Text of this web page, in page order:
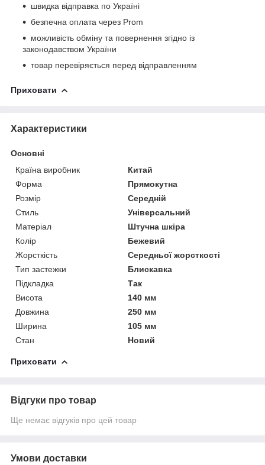
швидка відправка по Україні
безпечна оплата через Prom
можливість обміну та повернення згідно із
законодавством України
товар перевіряється перед відправленням
Приховати
Характеристики
Основні
Країна виробник
Китай
Форма
Прямокутна
Розмір
Середній
Стиль
Універсальний
Матеріал
Штучна шкіра
Колір
Бежевий
Жорсткість
Середньої жорсткості
Тип застежки
Блискавка
Підкладка
Так
Висота
140 мм
Довжина
250 мм
Ширина
105 мм
Стан
Новий
Приховати
Відгуки про товар
Ще немає відгуків про цей товар
Умови доставки